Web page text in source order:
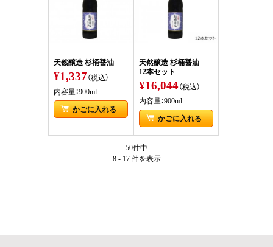
天然醸造 杉桶醤油
¥1,337（税込）
内容量：900ml
かごに入れる
天然醸造 杉桶醤油
12本セット
¥16,044（税込）
内容量：900ml
かごに入れる
50件中
8 - 17 件を表示